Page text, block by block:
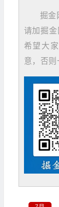
掘金
请加掘
希望大
意，否则